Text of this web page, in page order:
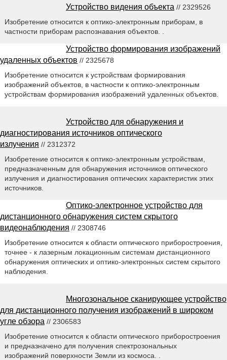
Устройство видения объекта // 2329526
Изобретение относится к оптико-электронным приборам, в
частности приборам распознавания объектов. .
Устройство формирования изображений
удаленных объектов // 2325678
Изобретение относится к устройствам формирования
изображений объектов, в частности к оптико-электронным
устройствам формирования изображений удаленных объектов.
Устройство для обнаружения и
диагностирования источников оптического
излучения // 2312372
Изобретение относится к оптико-электронным устройствам,
предназначенным для обнаружения источников оптического
излучения и диагностирования оптических характеристик этих
источников.
Оптико-электронное устройство для
дистанционного обнаружения систем скрытого
видеонаблюдения // 2308746
Изобретение относится к области оптического приборостроения,
точнее - к лазерным локационным системам дистанционного
обнаружения оптических и оптико-электронных систем скрытого
наблюдения.
Многозональное сканирующее устройство
для дистанционного получения изображений в широком
угле обзора // 2306583
Изобретение относится к области оптического приборостроения
и предназначено для получения спектрозональных
изображений поверхности Земли из космоса. .